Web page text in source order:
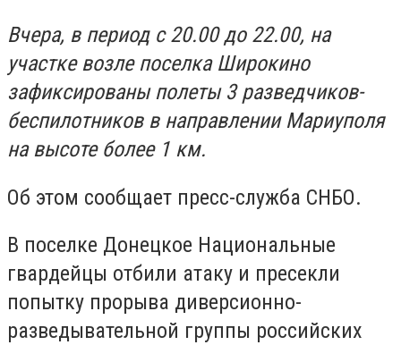
Вчера, в период с 20.00 до 22.00, на
участке возле поселка Широкино
зафиксированы полеты 3 разведчиков-
беспилотников в направлении Мариуполя
на высоте более 1 км.
Об этом сообщает пресс-служба СНБО.
В поселке Донецкое Национальные
гвардейцы отбили атаку и пресекли
попытку прорыва диверсионно-
разведывательной группы российских